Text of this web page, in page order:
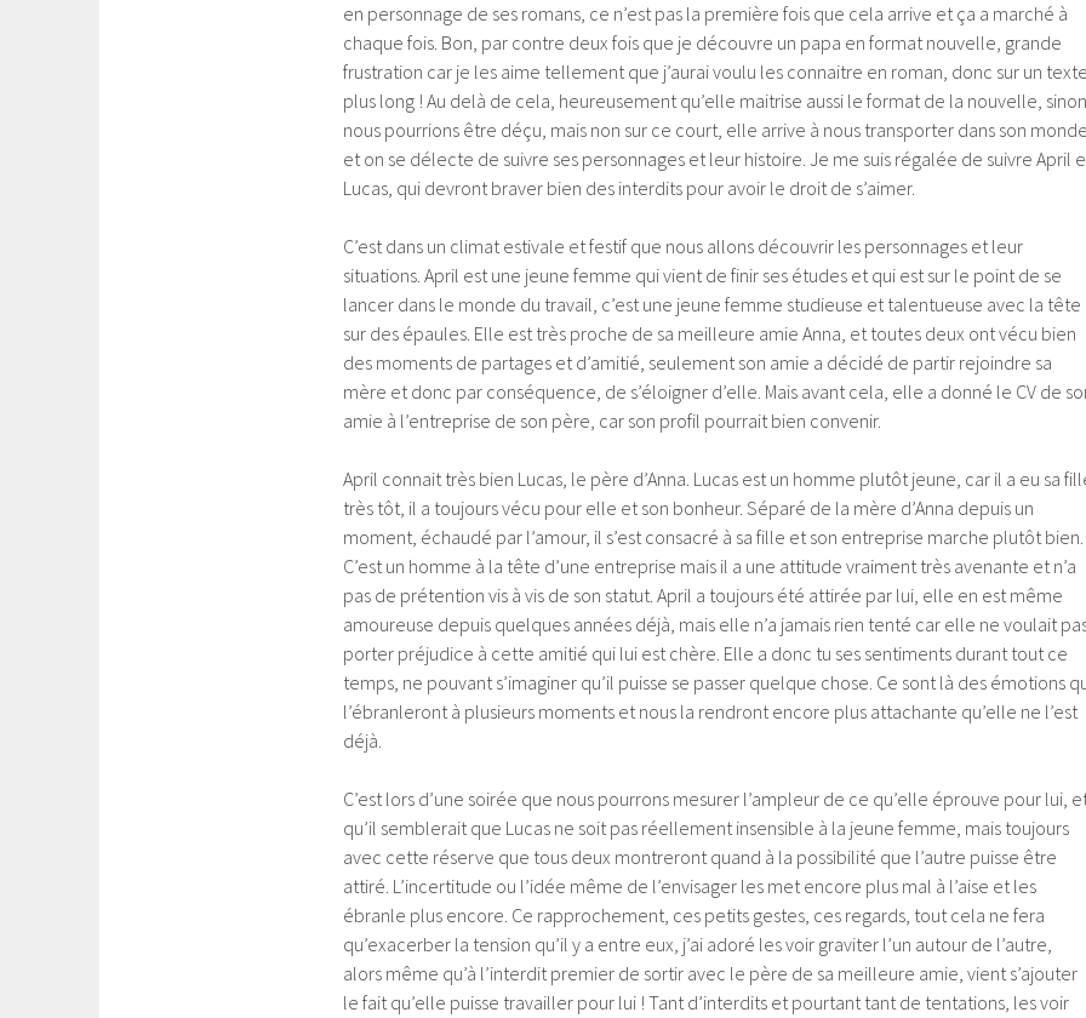
en personnage de ses romans, ce n’est pas la première fois que cela arrive et ça a marché à
chaque fois. Bon, par contre deux fois que je découvre un papa en format nouvelle, grande
frustration car je les aime tellement que j’aurai voulu les connaitre en roman, donc sur un texte
plus long ! Au delà de cela, heureusement qu’elle maitrise aussi le format de la nouvelle, sinon
nous pourrions être déçu, mais non sur ce court, elle arrive à nous transporter dans son monde
et on se délecte de suivre ses personnages et leur histoire. Je me suis régalée de suivre April
Lucas, qui devront braver bien des interdits pour avoir le droit de s’aimer.
C’est dans un climat estivale et festif que nous allons découvrir les personnages et leur
situations. April est une jeune femme qui vient de finir ses études et qui est sur le point de se
lancer dans le monde du travail, c’est une jeune femme studieuse et talentueuse avec la tête
sur des épaules. Elle est très proche de sa meilleure amie Anna, et toutes deux ont vécu bien
des moments de partages et d’amitié, seulement son amie a décidé de partir rejoindre sa
mère et donc par conséquence, de s’éloigner d’elle. Mais avant cela, elle a donné le CV de
amie à l’entreprise de son père, car son profil pourrait bien convenir.
April connait très bien Lucas, le père d’Anna. Lucas est un homme plutôt jeune, car il a eu sa
très tôt, il a toujours vécu pour elle et son bonheur. Séparé de la mère d’Anna depuis un
moment, échaudé par l’amour, il s’est consacré à sa fille et son entreprise marche plutôt bien.
C’est un homme à la tête d’une entreprise mais il a une attitude vraiment très avenante et n’a
pas de prétention vis à vis de son statut. April a toujours été attirée par lui, elle en est même
amoureuse depuis quelques années déjà, mais elle n’a jamais rien tenté car elle ne voulait
porter préjudice à cette amitié qui lui est chère. Elle a donc tu ses sentiments durant tout ce
temps, ne pouvant s’imaginer qu’il puisse se passer quelque chose. Ce sont là des émotions
l’ébranleront à plusieurs moments et nous la rendront encore plus attachante qu’elle ne l’est
déjà.
C’est lors d’une soirée que nous pourrons mesurer l’ampleur de ce qu’elle éprouve pour lui,
qu’il semblerait que Lucas ne soit pas réellement insensible à la jeune femme, mais toujours
avec cette réserve que tous deux montreront quand à la possibilité que l’autre puisse être
attiré. L’incertitude ou l’idée même de l’envisager les met encore plus mal à l’aise et les
ébranle plus encore. Ce rapprochement, ces petits gestes, ces regards, tout cela ne fera
qu’exacerber la tension qu’il y a entre eux, j’ai adoré les voir graviter l’un autour de l’autre,
alors même qu’à l’interdit premier de sortir avec le père de sa meilleure amie, vient s’ajouter
le fait qu’elle puisse travailler pour lui ! Tant d’interdits et pourtant tant de tentations, les voir